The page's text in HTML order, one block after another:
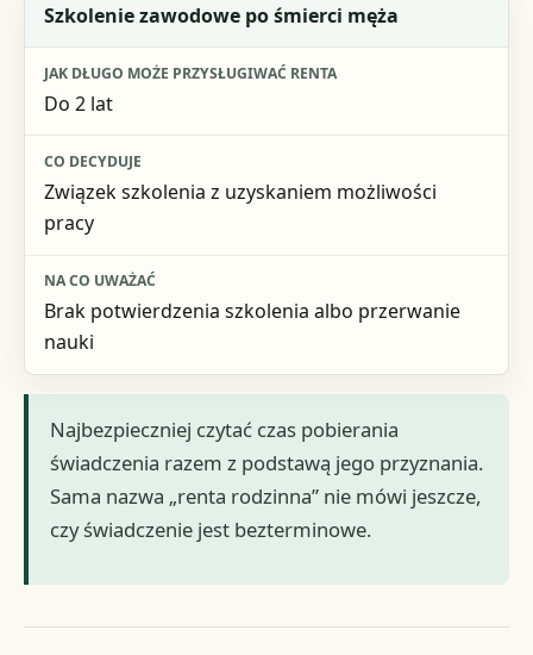
Szkolenie zawodowe po śmierci męża
Do 2 lat
Związek szkolenia z uzyskaniem możliwości
pracy
Brak potwierdzenia szkolenia albo przerwanie
nauki
Najbezpieczniej czytać czas pobierania
świadczenia razem z podstawą jego przyznania.
Sama nazwa „renta rodzinna” nie mówi jeszcze,
czy świadczenie jest bezterminowe.